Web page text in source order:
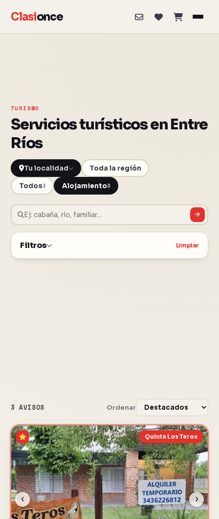
Clasionce
TURISMO
Servicios turísticos en Entre
Ríos
Toda la región
Todos3 Alojamiento3
Filtros Limpiar
3 AVISOS Ordenar
‹ ›
Quinta Los Teros